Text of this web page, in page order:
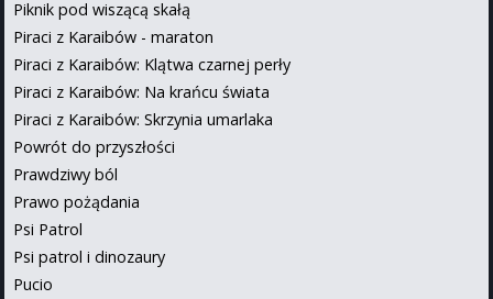
Piknik pod wiszącą skałą
Piraci z Karaibów - maraton
Piraci z Karaibów: Klątwa czarnej perły
Piraci z Karaibów: Na krańcu świata
Piraci z Karaibów: Skrzynia umarlaka
Powrót do przyszłości
Prawdziwy ból
Prawo pożądania
Psi Patrol
Psi patrol i dinozaury
Pucio